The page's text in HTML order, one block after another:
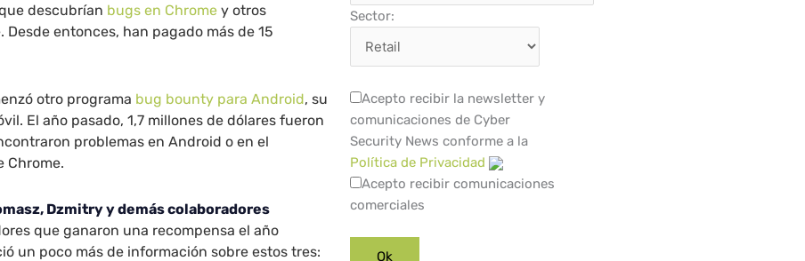
descubrían bugs en Chrome y otros
Desde entonces, han pagado más de 15
otro programa bug bounty para Android, su
El año pasado, 1,7 millones de dólares fueron
problemas en Android o en el
Chrome.
Dzmitry y demás colaboradores
que ganaron una recompensa el año
un poco más de información sobre estos tres:
Sector:
Acepto recibir la newsletter y
comunicaciones de Cyber
Security News conforme a la
Política de Privacidad
Acepto recibir comunicaciones
comerciales